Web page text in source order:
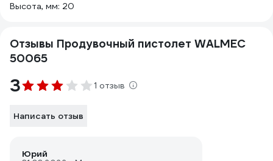
Высота, мм: 20
Отзывы Продувочный пистолет WALMEC
50065
3 1 отзыв
Написать отзыв
Юрий